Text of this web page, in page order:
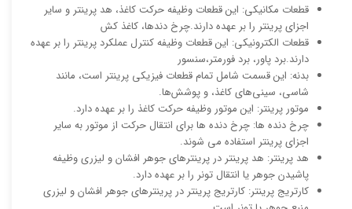
قطعات مکانیکی: این قطعات وظیفه حرکت کاغذ، هد پرینتر و سایر
اجزای پرینتر را بر عهده دارند.چرخ دندها، کاغذ کش
قطعات الکترونیکی: این قطعات وظیفه کنترل عملکرد پرینتر را بر عهده
دارند.برد پاور، برد فورمتر،سنسور
بدنه: این قسمت شامل تمام قطعات فیزیکی پرینتر است، مانند
شاسی، سینی‌های کاغذ، و پوشش‌ها.
موتور پرینتر: این موتور وظیفه حرکت کاغذ را بر عهده دارد.
چرخ دنده ها: چرخ دنده ها برای انتقال حرکت از موتور به سایر
اجزای پرینتر استفاده می شوند.
هد پرینتر: هد پرینتر در پرینترهای جوهر افشان و لیزری وظیفه
پاشیدن جوهر یا انتقال تونر را بر عهده دارد.
کارتریج پرینتر: کارتریج پرینتر در پرینترهای جوهر افشان و لیزری